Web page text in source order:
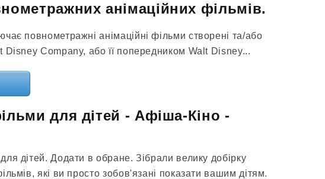
анімаційних фільмів.
повнометражні анімаційні фільми створені та/або
Disney Company, або її попередником Walt Disney...
для дітей - Афіша-Кіно -
дітей. Додати в обране. Зібрали велику добірку
які ви просто зобов'язані показати вашим дітям.